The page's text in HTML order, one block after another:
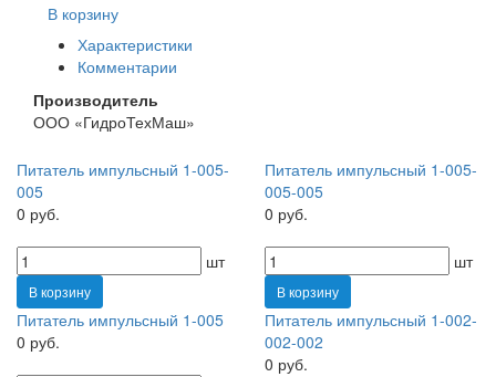
В корзину
Характеристики
Комментарии
Производитель
ООО «ГидроТехМаш»
Питатель импульсный 1-005-
005
0 руб.
шт
В корзину
Питатель импульсный 1-005-
005-005
0 руб.
шт
В корзину
Питатель импульсный 1-005
0 руб.
Питатель импульсный 1-002-
002-002
0 руб.